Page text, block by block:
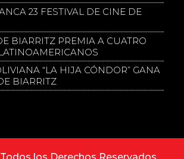
23 FESTIVAL DE CINE DE
BIARRITZ PREMIA A CUATRO
“LA HIJA CÓNDOR” GANA
BIARRITZ
Todos los Derechos Reservados